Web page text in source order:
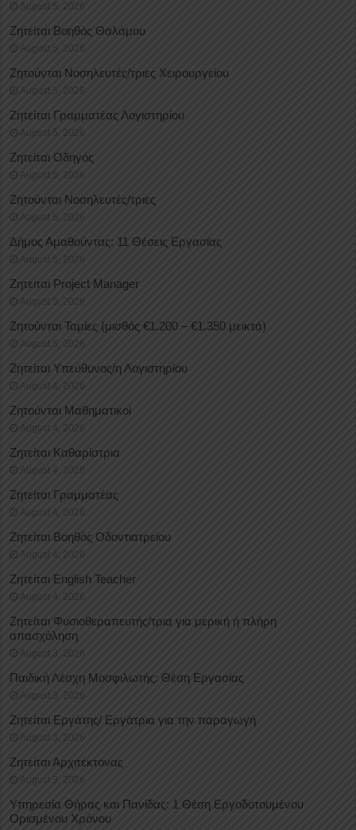
August 5, 2026
Ζητείται Βοηθός Θαλάμου
August 5, 2026
Ζητούνται Νοσηλευτές/τριες Χειρουργείου
August 5, 2026
Ζητείται Γραμματέας Λογιστηρίου
August 5, 2026
Ζητείται Οδηγός
August 5, 2026
Ζητούνται Νοσηλευτές/τριες
August 5, 2026
Δήμος Αμαθούντας: 11 Θέσεις Εργασίας
August 5, 2026
Ζητείται Project Manager
August 5, 2026
Ζητούνται Ταμίες (μισθός €1.200 – €1.350 μεικτά)
August 5, 2026
Ζητείται Υπεύθυνος/η Λογιστηρίου
August 4, 2026
Ζητούνται Μαθηματικοί
August 4, 2026
Ζητείται Καθαρίστρια
August 4, 2026
Ζητείται Γραμματέας
August 4, 2026
Ζητείται Βοηθός Οδοντιατρείου
August 4, 2026
Ζητείται English Teacher
August 4, 2026
Ζητείται Φυσιοθεραπευτής/τρια για μερική ή πλήρη
απασχόληση
August 3, 2026
Παιδική Λέσχη Μοσφιλωτής: Θέση Εργασίας
August 3, 2026
Ζητείται Εργάτης/ Εργάτρια για την παραγωγή
August 3, 2026
Ζητείται Αρχιτέκτονας
August 3, 2026
Υπηρεσία Θήρας και Πανίδας: 1 Θέση Eργοδοτουμένου
Oρισμένου Xρόνου